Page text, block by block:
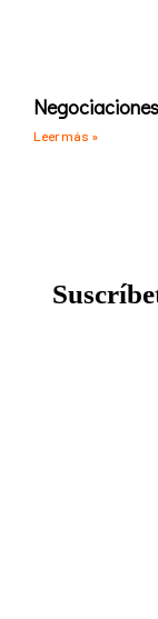
Leer más »